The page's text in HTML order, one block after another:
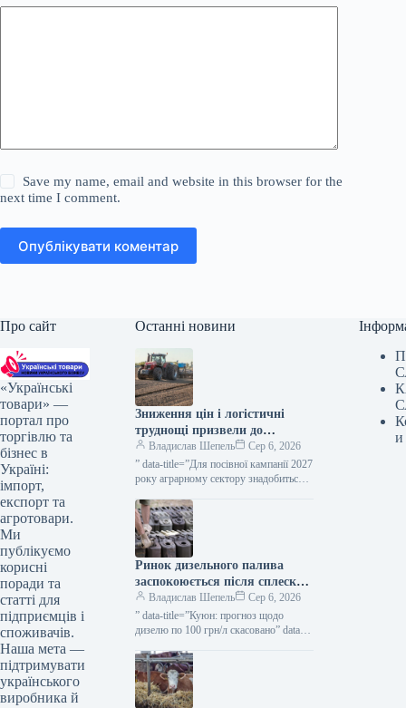
Save my name, email and website in this browser for the
next time I comment.
Опублікувати коментар
Про сайт
«Українські
товари» —
портал про
торгівлю та
бізнес в
Україні:
імпорт,
експорт та
агротовари.
Ми
публікуємо
корисні
поради та
статті для
підприємців і
споживачів.
Наша мета —
підтримувати
українського
виробника й
Останні новини
Зниження цін і логістичні
труднощі призвели до
зростання потреби аграріїв у
обігових коштах — ВАР —
КУРКУЛЬ
Владислав Шепель
Сер 6, 2026
” data-title=”Для посівної кампанії 2027
року аграрному сектору знадобиться
url=”https://kurkul.com/news/41860-
dlya-sivbi-pid-urojay-2027-agrosektor-
potrebuye-blizko-500-mlrd-grn–var”>
Для посівної кампанії 2027…
Ринок дизельного палива
заспокоюється після сплеску
ажіотажного попиту — Куюн
— КУРКУЛЬ
Владислав Шепель
Сер 6, 2026
” data-title=”Куюн: прогноз щодо
дизелю по 100 грн/л скасовано” data-
kuyun-prognoz-pro-dizel-po-100-grn-l-
skasovuyetsya”> Куюн: прогноз щодо
дизелю по 100 грн/л скасовано 6
серпня…
и